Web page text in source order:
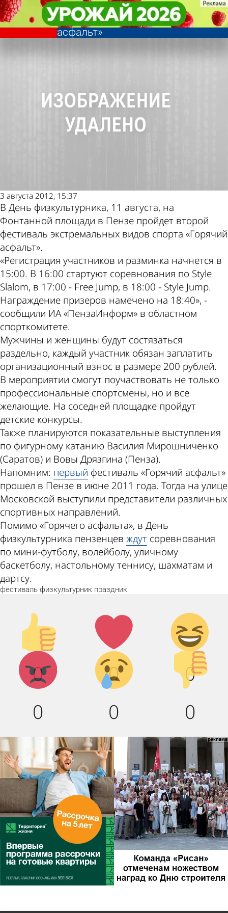
В День физкультурника в Пензе
пройдет фестиваль «Горячий
асфальт»
Спорт
3 августа 2012, 15:37
В День физкультурника, 11 августа, на
Фонтанной площади в Пензе пройдет второй
фестиваль экстремальных видов спорта «Горячий
асфальт».
«Регистрация участников и разминка начнется в
15:00. В 16:00 стартуют соревнования по Style
Slalom, в 17:00 - Free Jump, в 18:00 - Style Jump.
Награждение призеров намечено на 18:40», -
сообщили ИА «ПензаИнформ» в областном
спорткомитете.
Мужчины и женщины будут состязаться
раздельно, каждый участник обязан заплатить
организационный взнос в размере 200 рублей.
В мероприятии смогут поучаствовать не только
профессиональные спортсмены, но и все
желающие. На соседней площадке пройдут
детские конкурсы.
Также планируются показательные выступления
по фигурному катанию Василия Мирошниченко
(Саратов) и Вовы Дрязгина (Пенза).
Напомним: первый фестиваль «Горячий асфальт»
прошел в Пензе в июне 2011 года. Тогда на улице
Московской выступили представители различных
спортивных направлений.
Помимо «Горячего асфальта», в День
физкультурника пензенцев ждут соревнования
по мини-футболу, волейболу, уличному
баскетболу, настольному теннису, шахматам и
дартсу.
фестиваль физкультурник праздник
Палец
вверх!
0
Лайк!
0
Дикий
смех!
0
Агрессия!
0
Грусть :(
0
Палец
вниз!
0
В День физкультурника в Пензе
пройдет фестиваль «Горячий
асфальт»
Спорт
Другие новости
по теме
Погода и курсы
валют в Пензе